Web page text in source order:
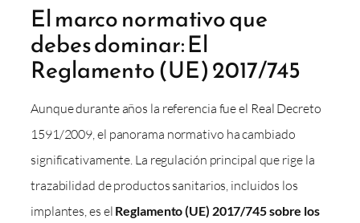
El marco normativo que
debes dominar: El
Reglamento (UE) 2017/745
Aunque durante años la referencia fue el Real Decreto
1591/2009, el panorama normativo ha cambiado
significativamente. La regulación principal que rige la
trazabilidad de productos sanitarios, incluidos los
implantes, es el Reglamento (UE) 2017/745 sobre los